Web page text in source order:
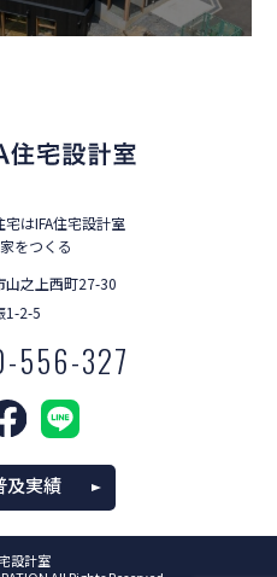
はIFA住宅設計室
をつくる
山之上西町27-30
1-2-5
556-327
及実績
設計室